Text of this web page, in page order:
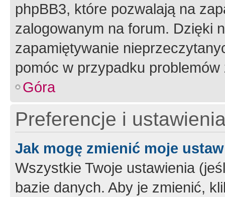
phpBB3, które pozwalają na
zalogowanym na forum. Dzięki
zapamiętywanie
pomóc w przypadku
Góra
Preferencje i
Jak mogę zmienić moje
Wszystkie Twoje ustawienia
bazie danych. Aby je zmienić,